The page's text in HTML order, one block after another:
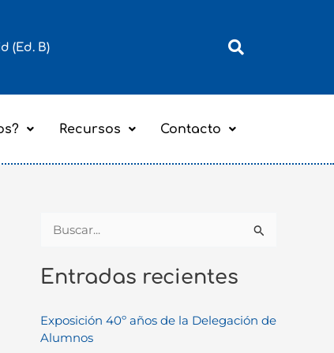
(Ed. B)
Recursos Contacto
s
a
Entradas recientes
Exposición 40º años de la Delegación de
Alumnos